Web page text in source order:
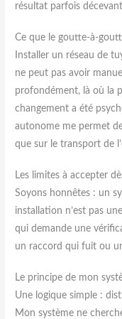
résultat parfois
Ce que le goutte-à-
Installer un réseau de
ne peut pas avoir
profondément, là où la
changement a été
autonome me permet
que sur le transport de
Les limites à accepter
Soyons honnêtes : un
installation n’est pas
qui demande une
un raccord qui fuit ou
Le principe de mon
Une logique simple :
Mon système ne